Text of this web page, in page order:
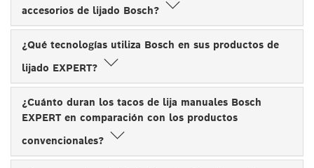
accesorios de lijado Bosch?
¿Qué tecnologías utiliza Bosch en sus productos de
lijado EXPERT?
¿Cuánto duran los tacos de lija manuales Bosch
EXPERT en comparación con los productos
convencionales?